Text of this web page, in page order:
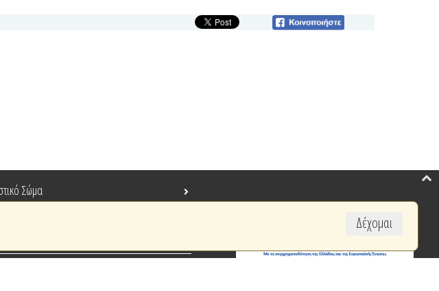
Δέχομαι
Σώμα